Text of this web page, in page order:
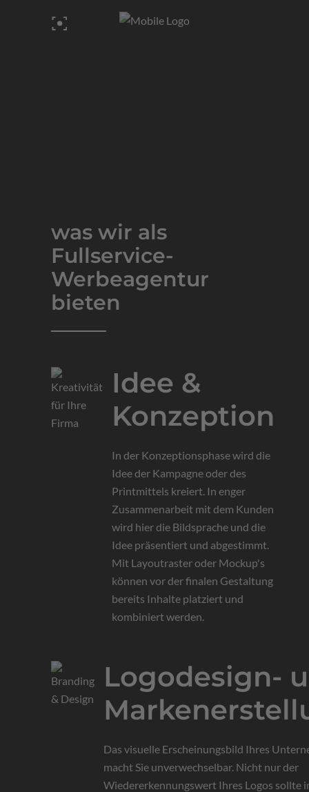
was wir als
Fullservice-
Werbeagentur
bieten
Idee &
Konzeption
In der Konzeptionsphase wird die
Idee der Kampagne oder des
Printmittels kreiert. In enger
Zusammenarbeit mit dem Kunden
wird hier die Bildsprache und die
Idee präsentiert und abgestimmt.
Mit Layoutraster oder Mockup's
können vor der finalen Gestaltung
bereits Inhalte platziert und
kombiniert werden.
Logodesign-
Das visuelle Erscheinungsbild Ihres
macht Sie unverwechselbar. Nicht nur der
Wiedererkennungswert Ihres Logos sollte